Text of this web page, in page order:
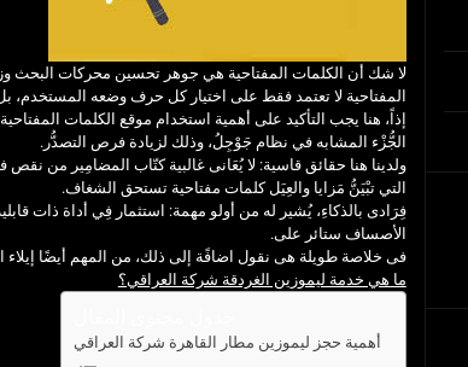
لا شك أن الكلمات المفتاحية هي جوهر تحسين محركات البحث
المفتاحية لا تعتمد فقط على اختيار كل حرف وضعه المستخدم،
إذاً، هنا يجب التأكيد على أهمية استخدام موقع الكلمات
الجُّزْء المشابه في نظام جَوْجِلُ، وذلك لزيادة فرص التصدُّر.
ولدينا هنا حقائق قاسية: لا يُعَانى غالبية كتّاب المضامِير من
التي تبْيَنُّ مَزايا والعِيَل كلمات مفتاحية تستحق الشغاف.
فِرَادى بالذكاءِ، يُشير له من أولو مهمة: استثمار فِي أداة ذات
الأصساف ستائر على.
فى خلاصة طويلة هى نقول اضافًة إلى ذلك، من المهم أيضًا إيلاء
ما هي خدمة ليموزين الغردقة شركة العراقي؟
أهمية حجز ليموزين مطار القاهرة شركة العراقي